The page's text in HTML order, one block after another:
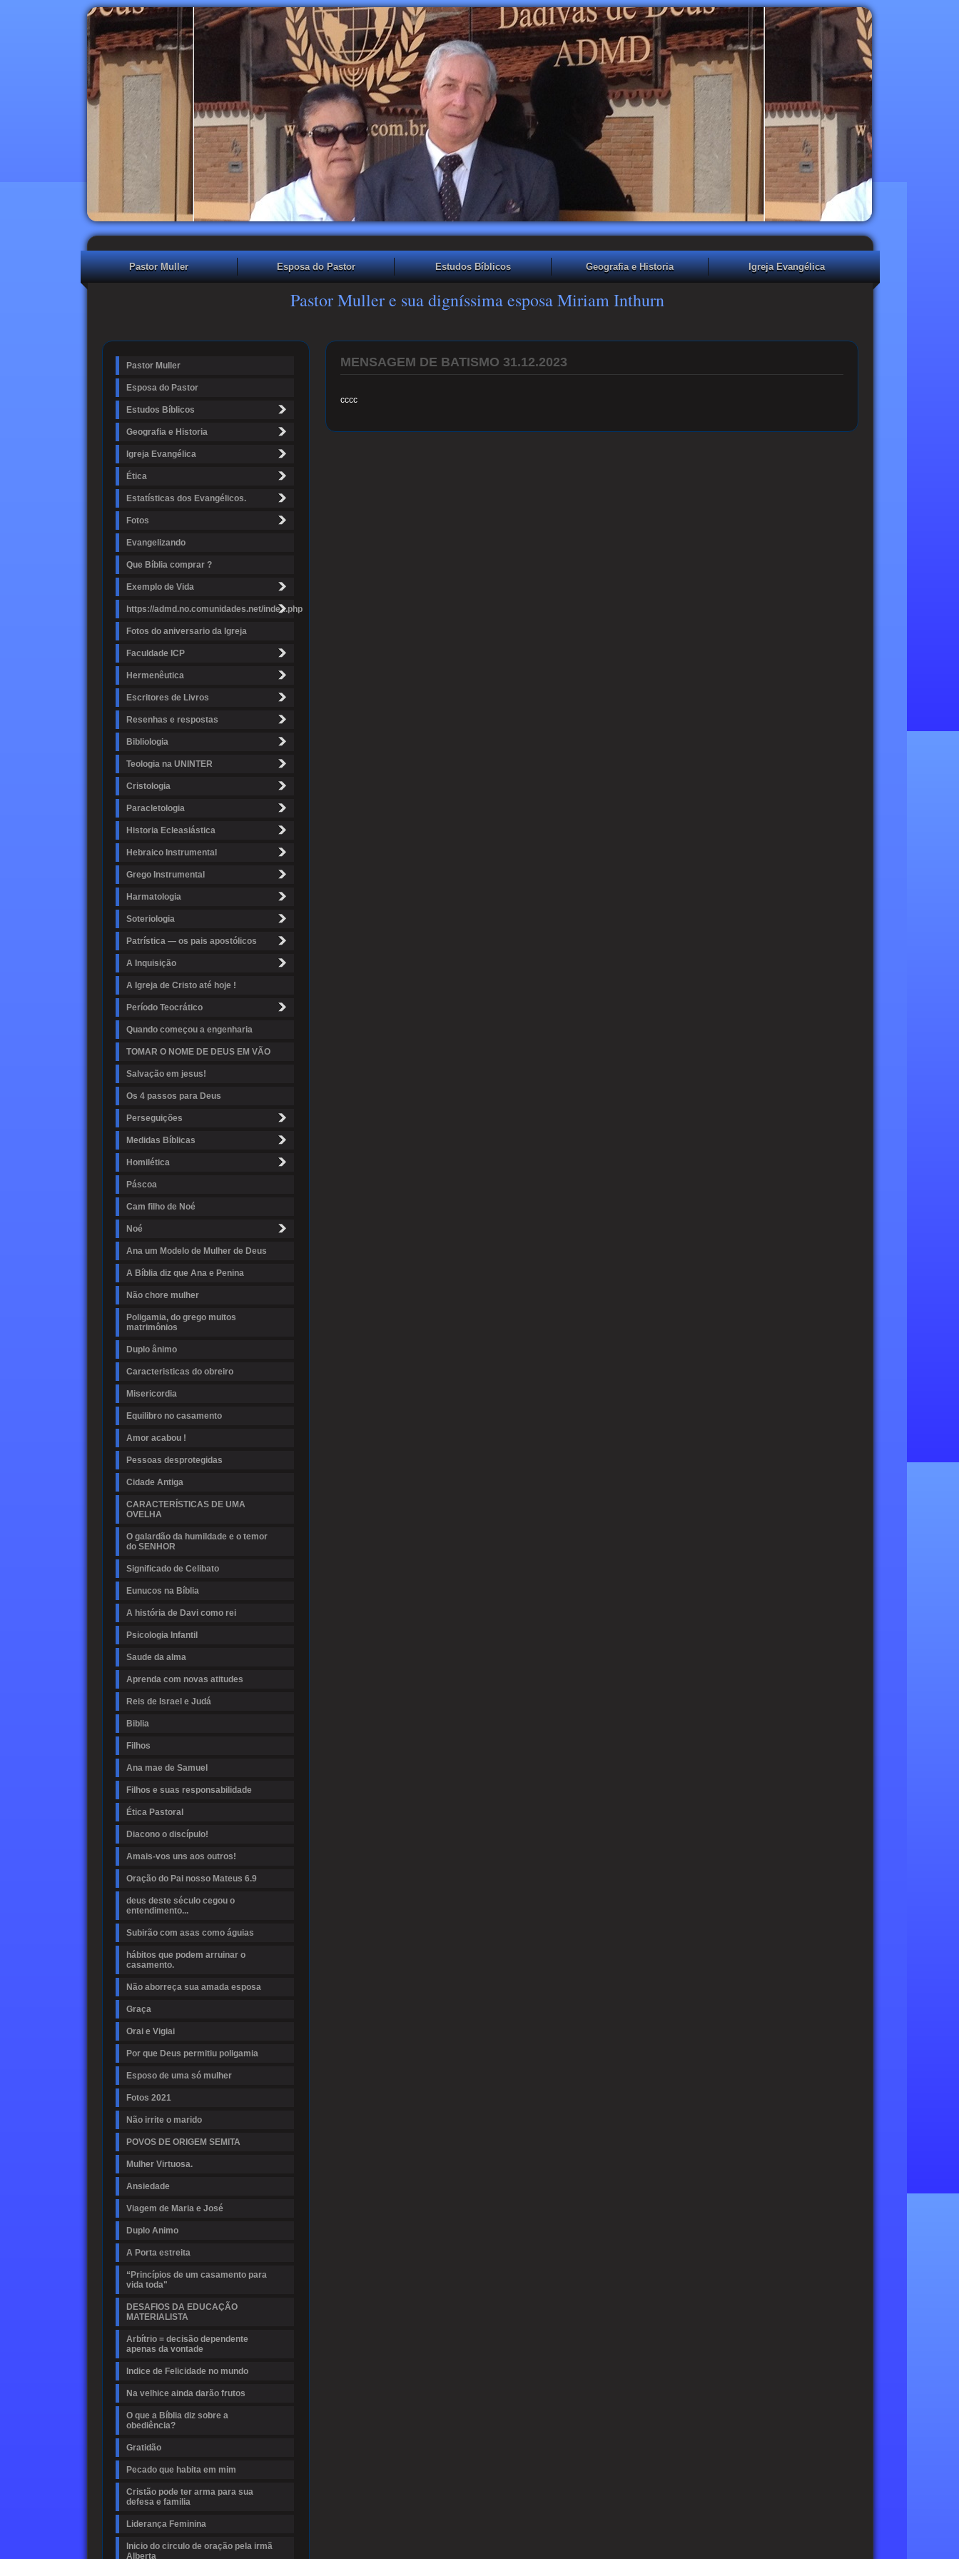
Pastor Muller Esposa do Pastor Estudos Bíblicos Geografia e Historia Igreja Evangélica
Pastor Muller e sua digníssima esposa Miriam Inthurn
Pastor Muller
Esposa do Pastor
Estudos Bíblicos
Geografia e Historia
Igreja Evangélica
Ética
Estatísticas dos Evangélicos.
Fotos
Evangelizando
Que Bíblia comprar ?
Exemplo de Vida
https://admd.no.comunidades.net/index.php
Fotos do aniversario da Igreja
Faculdade ICP
Hermenêutica
Escritores de Livros
Resenhas e respostas
Bibliologia
Teologia na UNINTER
Cristologia
Paracletologia
Historia Ecleasiástica
Hebraico Instrumental
Grego Instrumental
Harmatologia
Soteriologia
Patrística — os pais apostólicos
A Inquisição
A Igreja de Cristo até hoje !
Período Teocrático
Quando começou a engenharia
TOMAR O NOME DE DEUS EM VÃO
Salvação em jesus!
Os 4 passos para Deus
Perseguições
Medidas Bíblicas
Homilética
Páscoa
Cam filho de Noé
Noé
Ana um Modelo de Mulher de Deus
A Bíblia diz que Ana e Penina
Não chore mulher
Poligamia, do grego muitos
matrimônios
Duplo ânimo
Caracteristicas do obreiro
Misericordia
Equilibro no casamento
Amor acabou !
Pessoas desprotegidas
Cidade Antiga
CARACTERÍSTICAS DE UMA
OVELHA
O galardão da humildade e o temor
do SENHOR
Significado de Celibato
Eunucos na Bíblia
A história de Davi como rei
Psicologia Infantil
Saude da alma
Aprenda com novas atitudes
Reis de Israel e Judá
Biblia
Filhos
Ana mae de Samuel
Filhos e suas responsabilidade
Ética Pastoral
Diacono o discípulo!
Amais-vos uns aos outros!
Oração do Pai nosso Mateus 6.9
deus deste século cegou o
entendimento...
Subirão com asas como águias
hábitos que podem arruinar o
casamento.
Não aborreça sua amada esposa
Graça
Orai e Vigiai
Por que Deus permitiu poligamia
Esposo de uma só mulher
Fotos 2021
Não irrite o marido
POVOS DE ORIGEM SEMITA
Mulher Virtuosa.
Ansiedade
Viagem de Maria e José
Duplo Animo
A Porta estreita
“Princípios de um casamento para
vida toda"
DESAFIOS DA EDUCAÇÃO
MATERIALISTA
Arbítrio = decisão dependente
apenas da vontade
Indice de Felicidade no mundo
Na velhice ainda darão frutos
O que a Bíblia diz sobre a
obediência?
Gratidão
Pecado que habita em mim
Cristão pode ter arma para sua
defesa e familia
Liderança Feminina
Inicio do circulo de oração pela irmã
Alberta
MENSAGEM DE BATISMO 31.12.2023
cccc